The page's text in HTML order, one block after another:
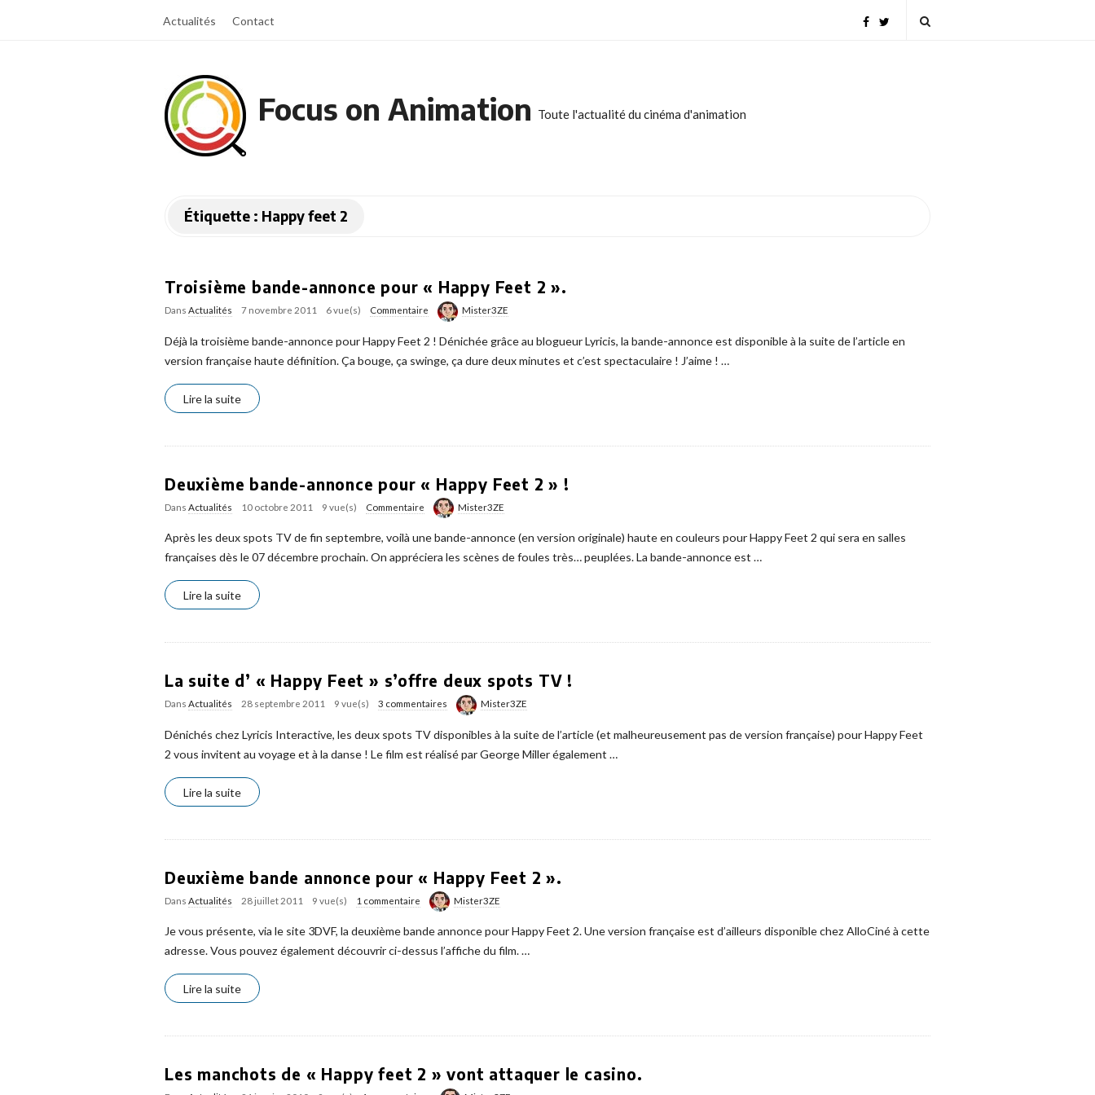
Actualités Contact
Focus on Animation Toute l'actualité du cinéma d'animation
Étiquette : Happy feet 2
Troisième bande-annonce pour « Happy Feet 2 ».
Dans Actualités 7 novembre 2011 6 vue(s) Commentaire Mister3ZE
Déjà la troisième bande-annonce pour Happy Feet 2 ! Dénichée grâce au blogueur Lyricis, la bande-annonce est disponible à la suite de l’article en
version française haute définition. Ça bouge, ça swinge, ça dure deux minutes et c’est spectaculaire ! J’aime ! …
Lire la suite
Deuxième bande-annonce pour « Happy Feet 2 » !
Dans Actualités 10 octobre 2011 9 vue(s) Commentaire Mister3ZE
Après les deux spots TV de fin septembre, voilà une bande-annonce (en version originale) haute en couleurs pour Happy Feet 2 qui sera en salles
françaises dès le 07 décembre prochain. On appréciera les scènes de foules très… peuplées. La bande-annonce est…
Lire la suite
La suite d’ « Happy Feet » s’offre deux spots TV !
Dans Actualités 28 septembre 2011 9 vue(s) 3 commentaires Mister3ZE
Dénichés chez Lyricis Interactive, les deux spots TV disponibles à la suite de l’article (et malheureusement pas de version française) pour Happy Feet
2 vous invitent au voyage et à la danse ! Le film est réalisé par George Miller également…
Lire la suite
Deuxième bande annonce pour « Happy Feet 2 ».
Dans Actualités 28 juillet 2011 9 vue(s) 1 commentaire Mister3ZE
Je vous présente, via le site 3DVF, la deuxième bande annonce pour Happy Feet 2. Une version française est d’ailleurs disponible chez AlloCiné à cette
adresse. Vous pouvez également découvrir ci-dessus l’affiche du film.…
Lire la suite
Les manchots de « Happy feet 2 » vont attaquer le casino.